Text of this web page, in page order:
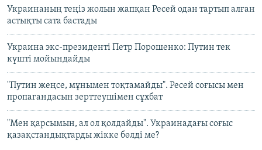
Украинаның теңіз жолын жапқан Ресей одан тартып алған
астықты сата бастады
Украина экс-президенті Петр Порошенко: Путин тек
күшті мойындайды
"Путин жеңсе, мұнымен тоқтамайды". Ресей соғысы мен
пропагандасын зерттеушімен сұхбат
"Мен қарсымын, ал ол қолдайды". Украинадағы соғыс
қазақстандықтарды жікке бөлді ме?